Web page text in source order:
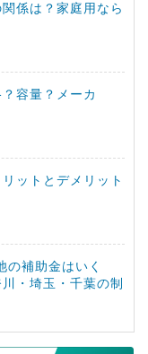
係は？家庭用なら
容量？メーカ
ットとデメリット
の補助金はいく
・埼玉・千葉の制